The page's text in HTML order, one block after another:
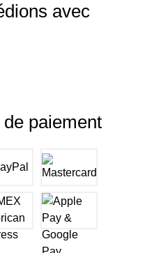
avec
paiement